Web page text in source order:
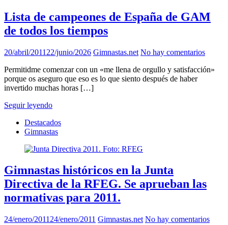
Lista de campeones de España de GAM
de todos los tiempos
20/abril/2011 22/junio/2026 Gimnastas.net No hay comentarios
Permitidme comenzar con un «me llena de orgullo y satisfacción»
porque os aseguro que eso es lo que siento después de haber
invertido muchas horas […]
Seguir leyendo
Destacados
Gimnastas
Gimnastas históricos en la Junta
Directiva de la RFEG. Se aprueban las
normativas para 2011.
24/enero/2011 24/enero/2011 Gimnastas.net No hay comentarios